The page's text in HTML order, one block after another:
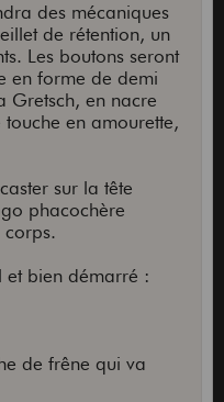
des mécaniques
de rétention, un
Les boutons seront
en forme de demi
Gretsch, en nacre
en amourette,
sur la tête
phacochère
corps.
et bien démarré :
de frêne qui va